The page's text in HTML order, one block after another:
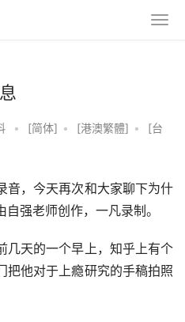
• [简体] • [港澳繁體] •
[台
音，今天再次和大家聊下为什
强老师创作，一凡录制。
几天的一个早上，知乎上有个
把他对于上瘾研究的手稿拍照